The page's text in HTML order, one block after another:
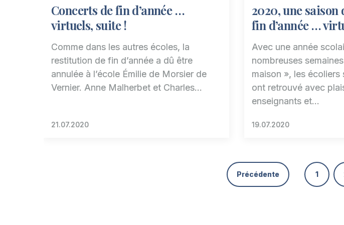
Concerts de fin d’année …
virtuels, suite !
Comme dans les autres écoles, la
restitution de fin d’année a dû être
annulée à l’école Émilie de Morsier de
Vernier. Anne Malherbet et Charles…
21.07.2020
2020, une saison
fin d’année …
Avec une année
nombreuses
maison », les
ont retrouvé avec
enseignants et…
19.07.2020
Précédente 1